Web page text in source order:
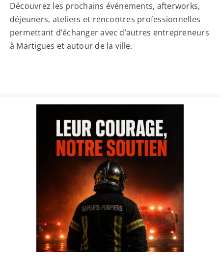
Découvrez les prochains événements, afterworks,
déjeuners, ateliers et rencontres professionnelles
permettant d’échanger avec d’autres entrepreneurs
à Martigues et autour de la ville.